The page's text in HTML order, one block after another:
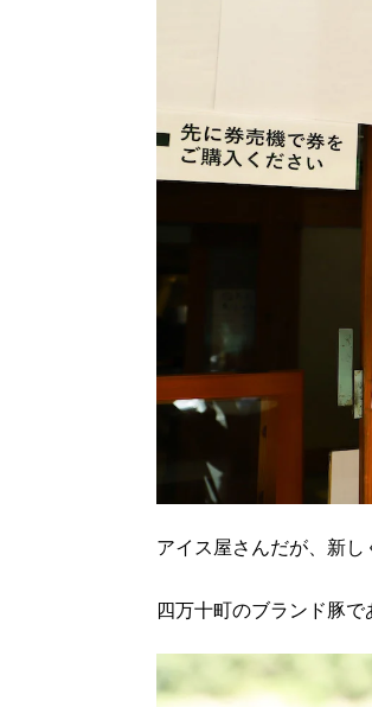
アイス屋さんだが、新し
四万十町のブランド豚で